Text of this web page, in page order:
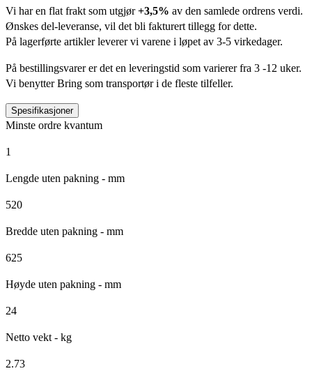
Vi har en flat frakt som utgjør+3,5% av den samlede ordrens verdi.
Ønskes del-leveranse, vil det bli fakturert tillegg for dette.
På lagerførte artikler leverer vi varene i løpet av 3-5 virkedager.
På bestillingsvarer er det en leveringstid som varierer fra 3 -12 uker.
Vi benytter Bring som transportør i de fleste tilfeller.
Spesifikasjoner
Minste ordre kvantum
1
Lengde uten pakning - mm
520
Bredde uten pakning - mm
625
Høyde uten pakning - mm
24
Netto vekt - kg
2.73